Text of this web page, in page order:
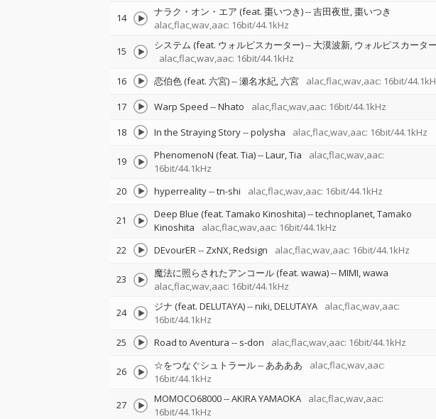
14 ナラク・オン・エア (feat. 棗いつき)--吉田夜世 棗いつき
alac,flac,wav,aac: 16bit/44.1kHz
15 システム (feat. ウォルピスカーター)-- 大漠波新 ウォルピスカーター
alac,flac,wav,aac: 16bit/44.1kHz
16 恋伯色 (feat. 六宮)--瀬名水紀 六宮 alac,flac,wav,aac: 16bit/
17
Warp Speed --Nhato alac,flac,wav,aac: 16bit/44.1kHz
18
In the Straying Story--polysha alac,flac,wav,aac: 16bit/44.1kHz
19 PhenomenoN (feat. Tia)--Laur Tia
alac,flac,wav,aac:
16bit/44.1kHz
20 hyperreality--tn-shi alac,flac,wav,aac: 16bit/44.1kHz
21 Deep Blue (feat. Tamako Kinoshita)--technoplanet Tamako
Kinoshita
alac,flac,wav,aac: 16bit/44.1kHz
22 DEvourER-- ZxNX Redsign alac,flac,wav,aac: 16bit/44.1kHz
23 魔法に照らされたアンコール (feat. wawa)--MIMI wawa
alac,flac,wav,aac: 16bit/44.1kHz
24 ジナ (feat. DELUTAYA)--niki DELUTAYA
alac,flac,wav,aac:
16bit/44.1kHz
25 Road to Aventura -- s-don alac,flac,wav,aac: 16bit/44.1kHz
26 ☆をつなぐシュトラール--ああああ
alac,flac,wav,aac:
16bit/44.1kHz
27 MOMOCO68000--AKIRA YAMAOKA
alac,flac,wav,aac:
16bit/44.1kHz